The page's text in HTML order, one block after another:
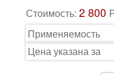
Стоимость:2 800
Применяемость
Цена указана за